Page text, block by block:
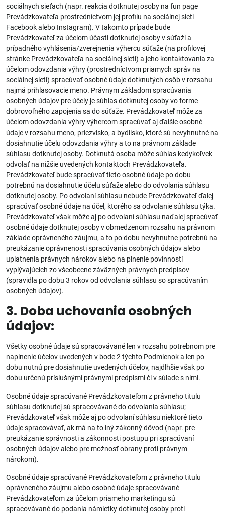
sociálnych sieťach (napr. reakcia dotknutej osoby na fun page
Prevádzkovateľa prostredníctvom jej profilu na sociálnej sieti
Facebook alebo Instagram). V takomto prípade bude
Prevádzkovateľ za účelom účasti dotknutej osoby v súťaži a
prípadného vyhlásenia/zverejnenia výhercu súťaže (na profilovej
stránke Prevádzkovateľa na sociálnej sieti) a jeho kontaktovania za
účelom odovzdania výhry (prostredníctvom priamych správ na
sociálnej sieti) spracúvať osobné údaje dotknutých osôb v rozsahu
najmä prihlasovacie meno. Právnym základom spracúvania
osobných údajov pre účely je súhlas dotknutej osoby vo forme
dobrovoľného zapojenia sa do súťaže. Prevádzkovateľ môže za
účelom odovzdania výhry výhercom spracúvať aj ďalšie osobné
údaje v rozsahu meno, priezvisko, a bydlisko, ktoré sú nevyhnutné na
dosiahnutie účelu odovzdania výhry a to na právnom základe
súhlasu dotknutej osoby. Dotknutá osoba môže súhlas kedykoľvek
odvolať na nižšie uvedených kontaktoch Prevádzkovateľa.
Prevádzkovateľ bude spracúvať tieto osobné údaje po dobu
potrebnú na dosiahnutie účelu súťaže alebo do odvolania súhlasu
dotknutej osoby. Po odvolaní súhlasu nebude Prevádzkovateľ ďalej
spracúvať osobné údaje na účel, ktorého sa odvolanie súhlasu týka.
Prevádzkovateľ však môže aj po odvolaní súhlasu naďalej spracúvať
osobné údaje dotknutej osoby v obmedzenom rozsahu na právnom
základe oprávneného záujmu, a to po dobu nevyhnutne potrebnú na
preukázanie oprávnenosti spracúvania osobných údajov alebo
uplatnenia právnych nárokov alebo na plnenie povinností
vyplývajúcich zo všeobecne záväzných právnych predpisov
(spravidla po dobu 3 rokov od odvolania súhlasu so spracúvaním
osobných údajov).
3. Doba uchovania osobných
údajov:
Všetky osobné údaje sú spracovávané len v rozsahu potrebnom pre
naplnenie účelov uvedených v bode 2 týchto Podmienok a len po
dobu nutnú pre dosiahnutie uvedených účelov, najdlhšie však po
dobu určenú príslušnými právnymi predpismi či v súlade s nimi.
Osobné údaje spracúvané Prevádzkovateľom z právneho titulu
súhlasu dotknutej sú spracovávané do odvolania súhlasu;
Prevádzkovateľ však môže aj po odvolaní súhlasu niektoré tieto
údaje spracovávať, ak má na to iný zákonný dôvod (napr. pre
preukázanie správnosti a zákonnosti postupu pri spracúvaní
osobných údajov alebo pre možnosť obrany proti právnym
nárokom).
Osobné údaje spracúvané Prevádzkovateľom z právneho titulu
oprávneného záujmu alebo osobné údaje spracovávané
Prevádzkovateľom za účelom priameho marketingu sú
spracovávané do podania námietky dotknutej osoby proti